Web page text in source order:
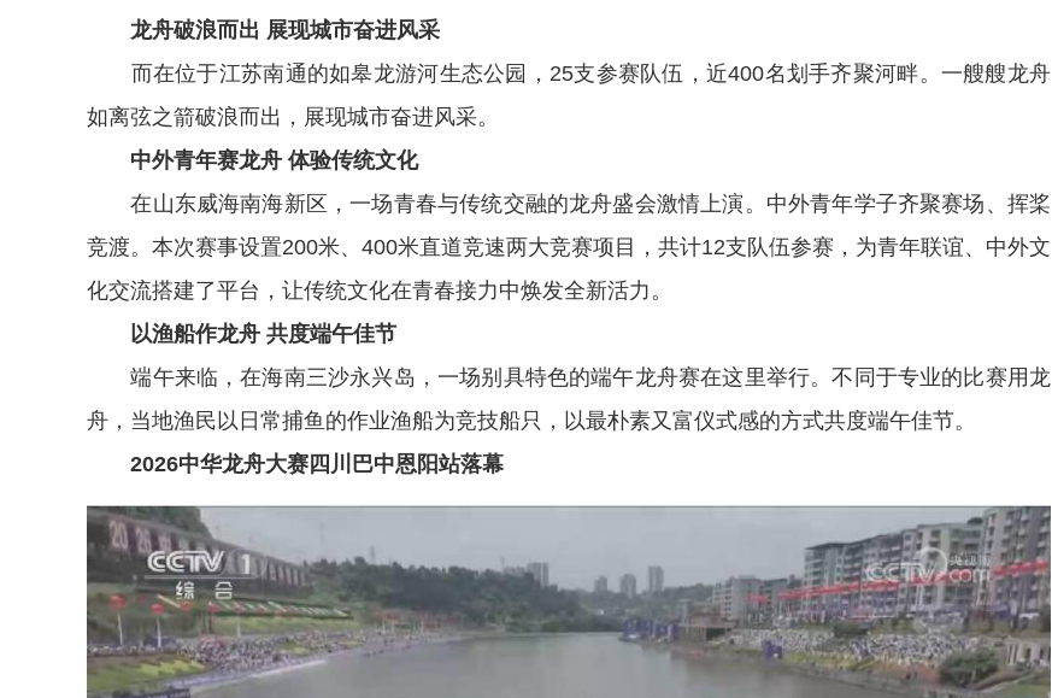
龙舟破浪而出 展现城市奋进风采
而在位于江苏南通的如皋龙游河生态公园，25支参赛队伍，近400名划手齐聚河畔。一艘艘龙舟
如离弦之箭破浪而出，展现城市奋进风采。
中外青年赛龙舟 体验传统文化
在山东威海南海新区，一场青春与传统交融的龙舟盛会激情上演。中外青年学子齐聚赛场、挥桨
竞渡。本次赛事设置200米、400米直道竞速两大竞赛项目，共计12支队伍参赛，为青年联谊、中外文
化交流搭建了平台，让传统文化在青春接力中焕发全新活力。
以渔船作龙舟 共度端午佳节
端午来临，在海南三沙永兴岛，一场别具特色的端午龙舟赛在这里举行。不同于专业的比赛用龙
舟，当地渔民以日常捕鱼的作业渔船为竞技船只，以最朴素又富仪式感的方式共度端午佳节。
2026中华龙舟大赛四川巴中恩阳站落幕